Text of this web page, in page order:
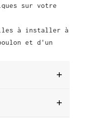
sur votre
à installer à
et d'un